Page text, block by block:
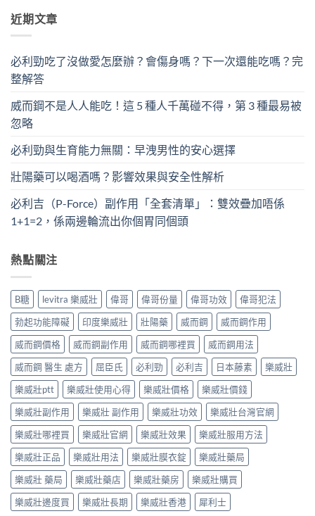
近期文章
必利勁吃了沒做愛怎麼辦？會傷身嗎？下一次還能吃嗎？完
整解答
威而鋼不是人人能吃！這 5 種人千萬碰不得，第 3 種最易被
忽略
必利勁與生育能力無關：早洩男性的安心選擇
壯陽藥可以喝酒嗎？影響效果與安全性解析
必利吉（P-Force）副作用「全套清單」：雙效疊加唔係
1+1=2，係兩邊輪流出你個胃同個頭
熱點關注
B糖 levitra 樂威壯 偉哥 偉哥份量 偉哥功效
偉哥犯法
勃起功能障礙
印度樂威壯 壯陽藥 威而鋼
威而鋼作用
威而鋼價格
威而鋼副作用 威而鋼哪裡買
威而鋼用法
威而鋼 醫生 處方
屈臣氏 必利勁 必利吉 日本藤素
樂威壯
樂威壯ptt
樂威壯使用心得 樂威壯價格
樂威壯價錢
樂威壯副作用
樂威壯 副作用 樂威壯功效
樂威壯台灣官網
樂威壯哪裡買
樂威壯官網 樂威壯效果
樂威壯服用方法
樂威壯正品
樂威壯用法 樂威壯膜衣錠
樂威壯藥局
樂威壯 藥局
樂威壯藥店 樂威壯藥房
樂威壯購買
樂威壯邊度買
樂威壯長期 樂威壯香港 犀利士